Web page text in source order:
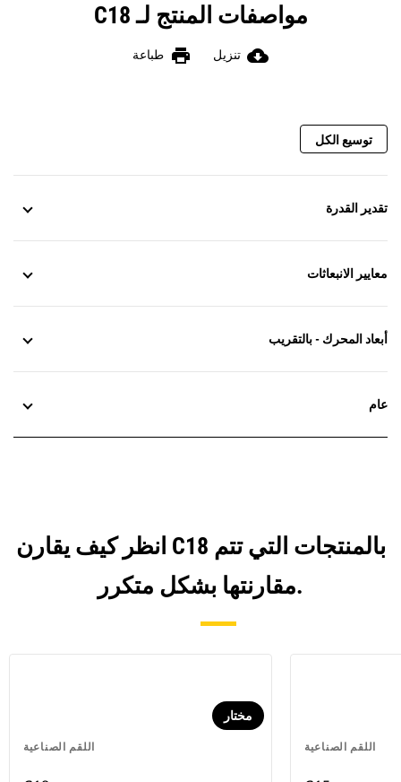
مواصفات المنتج لـ C18
cloud_download تنزيل print طباعة
توسيع الكل
تقدير القدرة
معايير الانبعاثات
أبعاد المحرك - بالتقريب
عام
انظر كيف يقارن C18 بالمنتجات التي تتم
مقارنتها بشكل متكرر.
اللقم الصناعية
مختار
اللقم الصناعية